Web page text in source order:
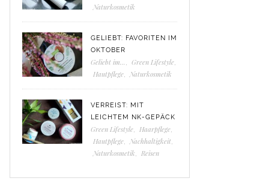
Naturkosmetik
GELIEBT: FAVORITEN IM
OKTOBER
Geliebt im... Green Lifestyle
Hautpflege
Naturkosmetik
VERREIST: MIT
LEICHTEM NK-GEPÄCK
Green Lifestyle Haarpflege
Hautpflege
Nachhaltigkeit
Naturkosmetik
Reisen